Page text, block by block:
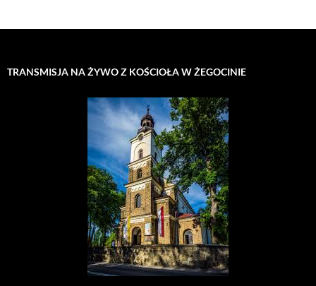
TRANSMISJA NA ŻYWO Z KOŚCIOŁA W ŻEGOCINIE